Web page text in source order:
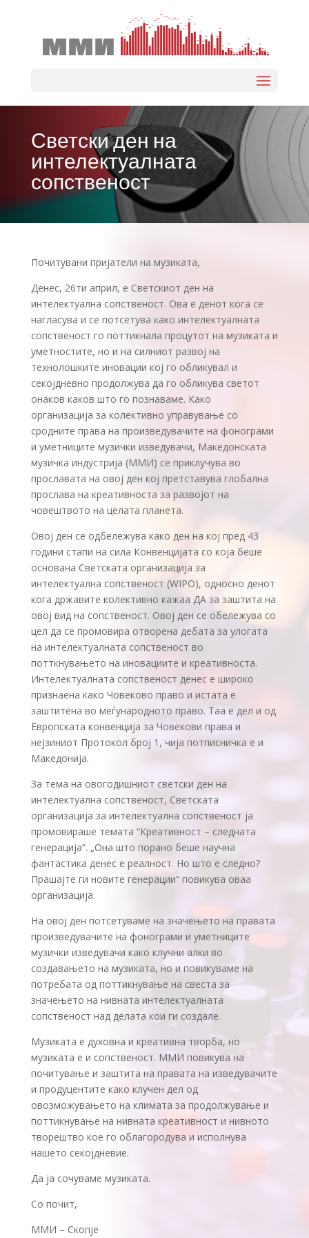
Светски ден на
интелектуалната
сопственост
Почитувани пријатели на музиката,
Денес, 26ти април, е Светскиот ден на
интелектуална сопственост. Ова е денот кога се
нагласува и се потсетува како интелектуалната
сопственост го поттикнала процутот на музиката и
уметностите, но и на силниот развој на
технолошките иновации кој го обликувал и
секојдневно продолжува да го обликува светот
онаков каков што го познаваме. Како
организација за колективно управување со
сродните права на произведувачите на фонограми
и уметниците музички изведувачи, Македонската
музичка индустрија (ММИ) се приклучува во
прославата на овој ден кој претставува глобална
прослава на креативноста за развојот на
човештвото на целата планета.
Овој ден се одбележува како ден на кој пред 43
години стапи на сила Конвенцијата со која беше
основана Светската организација за
интелектуална сопственост (WIPO), односно денот
кога државите колективно кажаа ДА за заштита на
овој вид на сопственост. Овој ден се обележува со
цел да се промовира отворена дебата за улогата
на интелектуалната сопственост во
потткнувањето на иновациите и креативноста.
Интелектуалната сопственост денес е широко
признаена како Човеково право и истата е
заштитена во меѓународното право. Таа е дел и од
Европската конвенција за Човекови права и
нејзиниот Протокол број 1, чија потписничка е и
Македонија.
За тема на овогодишниот светски ден на
интелектуална сопственост, Светската
организација за интелектуална сопственост ја
промовираше темата “Креативност – следната
генерација”. „Она што порано беше научна
фантастика денес е реалност. Но што е следно?
Прашајте ги новите генерации“ повикува оваа
организација.
На овој ден потсетуваме на значењето на правата
произведувачите на фонограми и уметниците
музички изведувачи како клучни алки во
создавањето на музиката, но и повикуваме на
потребата од поттикнување на свеста за
значењето на нивната интелектуалната
сопственост над делата кои ги создале.
Музиката е духовна и креативна творба, но
музиката е и сопственост. ММИ повикува на
почитување и заштита на правата на изведувачите
и продуцентите како клучен дел од
овозможувањето на климата за продолжување и
поттикнување на нивната креативност и нивното
творештво кое го облагородува и исполнува
нашето секојдневие.
Да ја сочуваме музиката.
Со почит,
ММИ – Скопје